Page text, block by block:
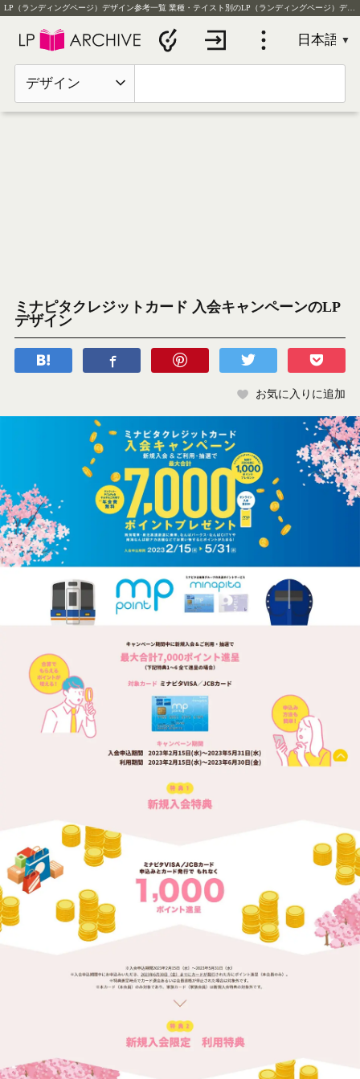
LP（ランディングページ）デザイン参考一覧 業種・テイスト別のLP（ランディングページ）デザイン実例を毎日更新
デザイン
ミナピタクレジットカード 入会キャンペーンのLP
デザイン
お気に入りに追加